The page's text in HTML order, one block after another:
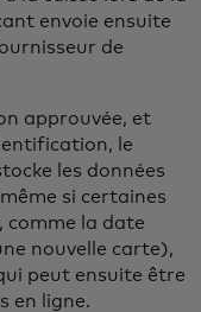
envoie ensuite
de
approuvée, et
le
les données
si certaines
comme la date
nouvelle carte),
peut ensuite être
en ligne.